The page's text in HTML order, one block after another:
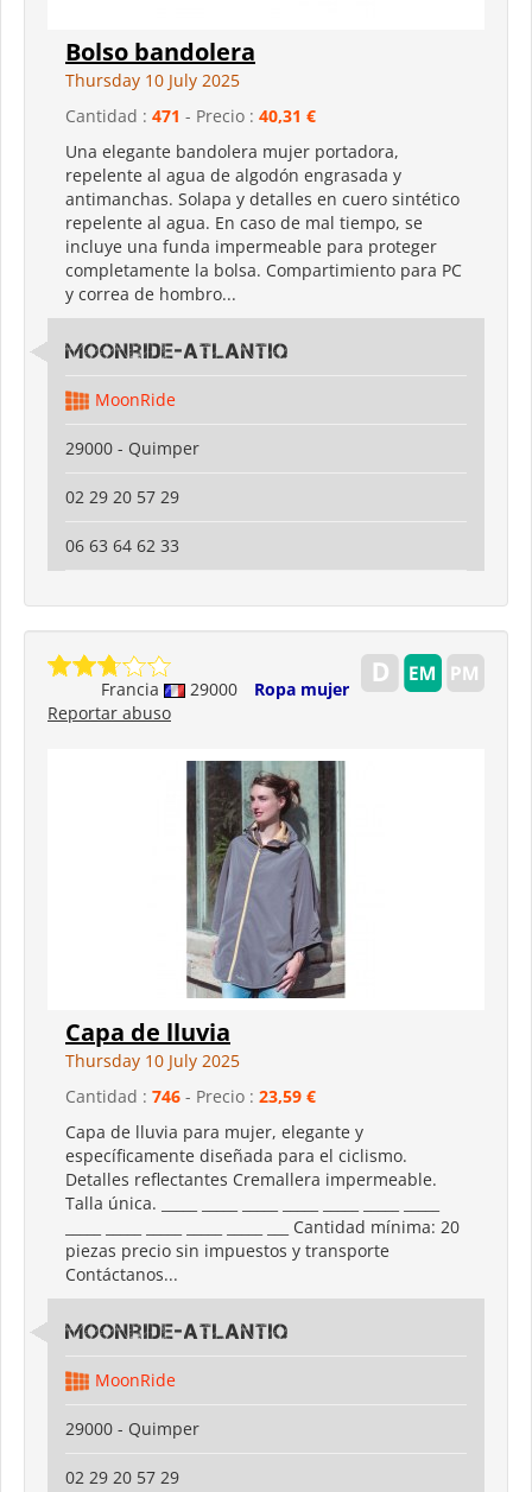
Bolso bandolera
Thursday 10 July 2025
Cantidad : 471 - Precio : 40,31 €
Una elegante bandolera mujer portadora,
repelente al agua de algodón engrasada y
antimanchas. Solapa y detalles en cuero sintético
repelente al agua. En caso de mal tiempo, se
incluye una funda impermeable para proteger
completamente la bolsa. Compartimiento para PC
y correa de hombro...
Moonride-Atlantiq
MoonRide
29000 - Quimper
02 29 20 57 29
06 63 64 62 33
Francia 29000
Ropa mujer
Reportar abuso
Capa de lluvia
Thursday 10 July 2025
Cantidad : 746 - Precio : 23,59 €
Capa de lluvia para mujer, elegante y
específicamente diseñada para el ciclismo.
Detalles reflectantes Cremallera impermeable.
Talla única. _____ _____ _____ _____ _____ _____ _____
_____ _____ _____ _____ _____ ___ Cantidad mínima: 20
piezas precio sin impuestos y transporte
Contáctanos...
Moonride-Atlantiq
MoonRide
29000 - Quimper
02 29 20 57 29